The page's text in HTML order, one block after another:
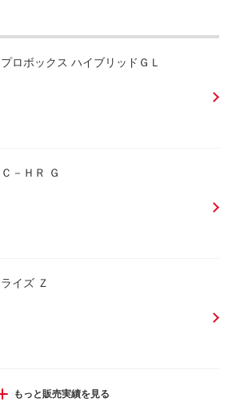
プロボックス ハイブリッドＧＬ
Ｃ－ＨＲ Ｇ
ライズ Ｚ
ノア Ｓｉ ダブルバイビーＩＩＩ
もっと販売実績を見る